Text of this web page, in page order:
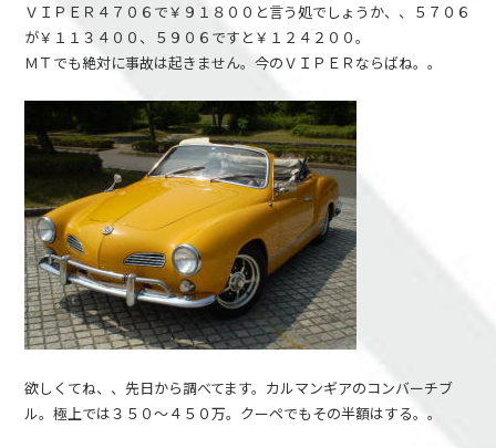
ＶＩＰＥＲ４７０６で￥９１８００と言う処でしょうか、、５７０６
が￥１１３４００、５９０６ですと￥１２４２００。
ＭＴでも絶対に事故は起きません。今のＶＩＰＥＲならばね。。
欲しくてね、、先日から調べてます。カルマンギアのコンバーチブ
ル。極上では３５０～４５０万。クーペでもその半額はする。。